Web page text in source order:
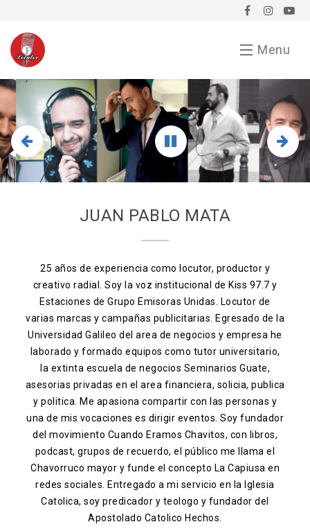
Menu
Inicio
Demo
Chavorrucadas
Anunciarse conmigo
Contacto
JUAN PABLO MATA
25 años de experiencia como locutor, productor y
creativo radial. Soy la voz institucional de Kiss 97.7 y
Estaciones de Grupo Emisoras Unidas. Locutor de
varias marcas y campañas publicitarias. Egresado de la
Universidad Galileo del area de negocios y empresa he
laborado y formado equipos como tutor universitario,
la extinta escuela de negocios Seminarios Guate,
asesorias privadas en el area financiera, solicia, publica
y politica. Me apasiona compartir con las personas y
una de mis vocaciones es dirigir eventos. Soy fundador
del movimiento Cuando Eramos Chavitos, con libros,
podcast, grupos de recuerdo, el público me llama el
Chavorruco mayor y funde el concepto La Capiusa en
redes sociales. Entregado a mi servicio en la Iglesia
Catolica, soy predicador y teologo y fundador del
Apostolado Catolico Hechos.